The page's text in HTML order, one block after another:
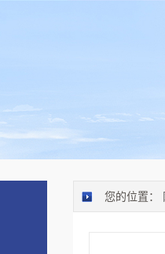
您的位置：